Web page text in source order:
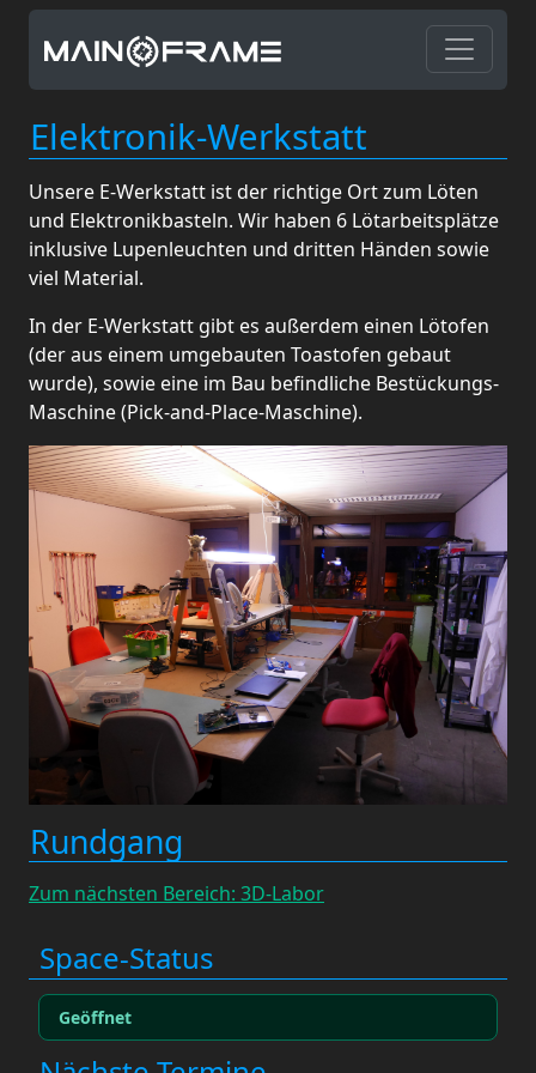
Elektronik-Werkstatt
Unsere E-Werkstatt ist der richtige Ort zum Löten
und Elektronikbasteln. Wir haben 6 Lötarbeitsplätze
inklusive Lupenleuchten und dritten Händen sowie
viel Material.
In der E-Werkstatt gibt es außerdem einen Lötofen
(der aus einem umgebauten Toastofen gebaut
wurde), sowie eine im Bau befindliche Bestückungs-
Maschine (Pick-and-Place-Maschine).
Rundgang
Zum nächsten Bereich: 3D-Labor
Space-Status
Geöffnet